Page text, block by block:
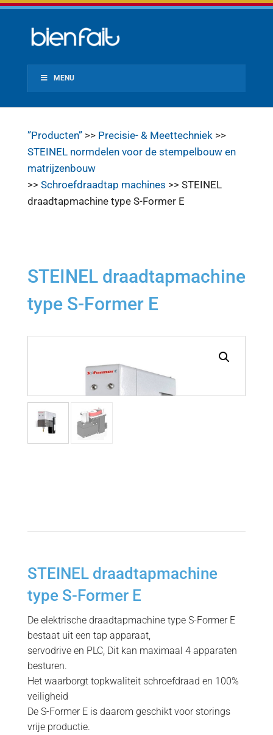
MENU
”Producten”>> Precisie- & Meettechniek>>
STEINEL normdelen voor de stempelbouw en
matrijzenbouw
>> Schroefdraadtap machines >> STEINEL
draadtapmachine type S-Former E
STEINEL draadtapmachine
type S-Former E
STEINEL draadtapmachine
type S-Former E
De elektrische draadtapmachine type S-Former E
bestaat uit een tap apparaat,
servodrive en PLC, Dit kan maximaal 4 apparaten
besturen.
Het waarborgt topkwaliteit schroefdraad en 100%
veiligheid
De S-Former E is daarom geschikt voor storings
vrije productie.